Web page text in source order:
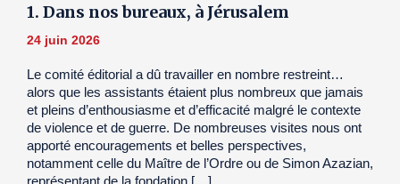
1. Dans nos bureaux, à Jérusalem
24 juin 2026
Le comité éditorial a dû travailler en nombre restreint…
alors que les assistants étaient plus nombreux que jamais
et pleins d’enthousiasme et d’efficacité malgré le contexte
de violence et de guerre. De nombreuses visites nous ont
apporté encouragements et belles perspectives,
notamment celle du Maître de l’Ordre ou de Simon Azazian,